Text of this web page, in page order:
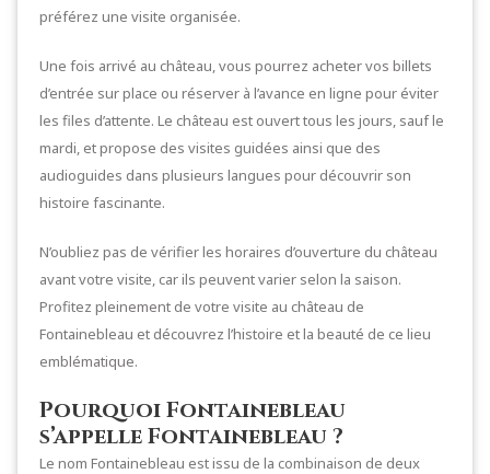
préférez une visite organisée.
Une fois arrivé au château, vous pourrez acheter vos billets
d’entrée sur place ou réserver à l’avance en ligne pour éviter
les files d’attente. Le château est ouvert tous les jours, sauf le
mardi, et propose des visites guidées ainsi que des
audioguides dans plusieurs langues pour découvrir son
histoire fascinante.
N’oubliez pas de vérifier les horaires d’ouverture du château
avant votre visite, car ils peuvent varier selon la saison.
Profitez pleinement de votre visite au château de
Fontainebleau et découvrez l’histoire et la beauté de ce lieu
emblématique.
Pourquoi Fontainebleau
s’appelle Fontainebleau ?
Le nom Fontainebleau est issu de la combinaison de deux